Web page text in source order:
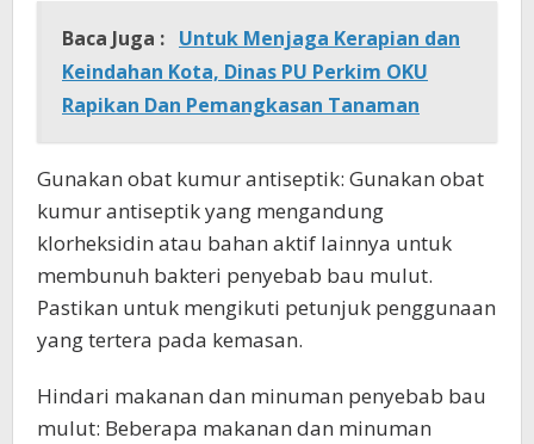
Baca Juga : Untuk Menjaga Kerapian dan
Keindahan Kota, Dinas PU Perkim OKU
Rapikan Dan Pemangkasan Tanaman
Gunakan obat kumur antiseptik: Gunakan obat
kumur antiseptik yang mengandung
klorheksidin atau bahan aktif lainnya untuk
membunuh bakteri penyebab bau mulut.
Pastikan untuk mengikuti petunjuk penggunaan
yang tertera pada kemasan.
Hindari makanan dan minuman penyebab bau
mulut: Beberapa makanan dan minuman